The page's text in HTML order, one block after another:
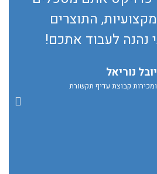
התוצרים
נהנה לעבוד אתכם!
יובל נוריאל
קבוצת עדיף תקשורת